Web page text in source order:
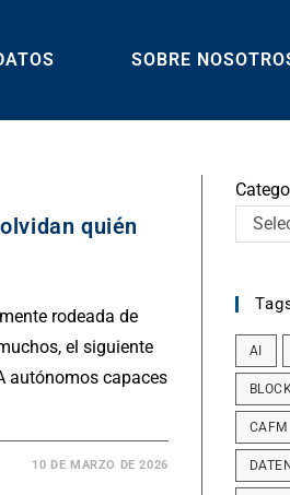
SOBRE
quién
rodeada de
el siguiente
autónomos capaces
10 DE MARZO DE 2026
AI
CAFM